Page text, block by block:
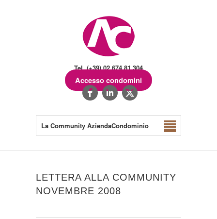
Tel. (+39) 02.674.81.304
Accesso condomini
La Community AziendaCondominio
LETTERA ALLA COMMUNITY
NOVEMBRE 2008